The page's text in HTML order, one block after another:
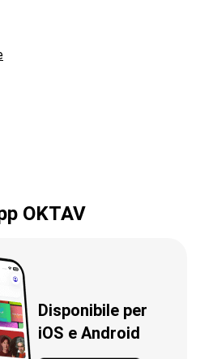
OKTAV
Disponibile per
iOS e Android